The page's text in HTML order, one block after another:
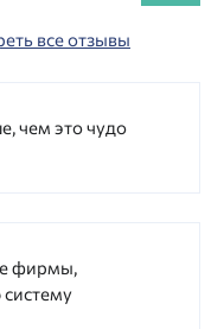
все отзывы
чем это чудо
фирмы,